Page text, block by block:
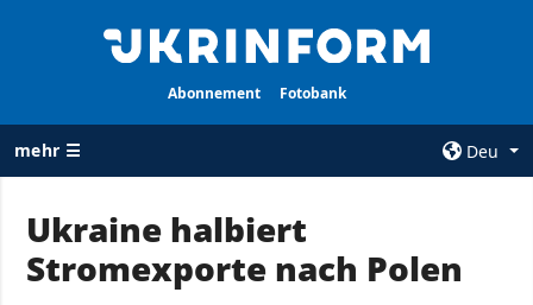
Abonnement Fotobank
mehr ☰
Deu
ALLE
AGENTUR
Ukraine halbiert
Stromexporte nach Polen